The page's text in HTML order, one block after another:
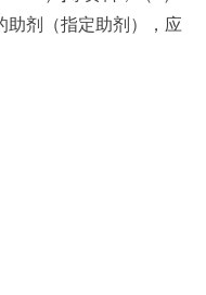
助剂（指定助剂），应